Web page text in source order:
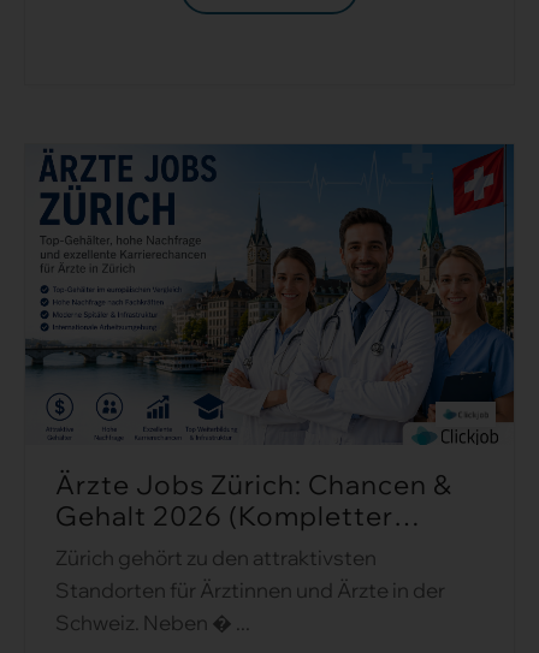
Ärzte Jobs Zürich: Chancen &
Gehalt 2026 (Kompletter
Guide) ...
Zürich gehört zu den attraktivsten
Standorten für Ärztinnen und Ärzte in der
Schweiz. Neben � ...